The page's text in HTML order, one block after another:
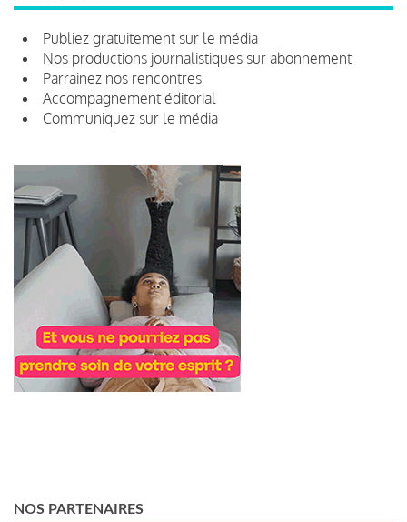
Publiez gratuitement sur le média
Nos productions journalistiques sur abonnement
Parrainez nos rencontres
Accompagnement éditorial
Communiquez sur le média
NOS PARTENAIRES